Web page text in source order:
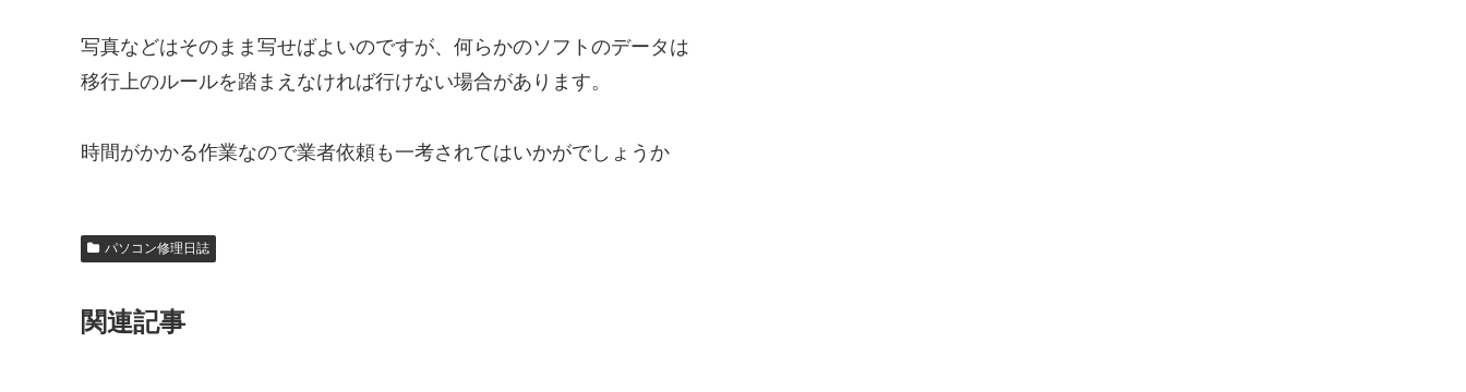
写真などはそのまま写せばよいのですが、何らかのソフトのデータは
移行上のルールを踏まえなければ行けない場合があります。
時間がかかる作業なので業者依頼も一考されてはいかがでしょうか
パソコン修理日誌
関連記事